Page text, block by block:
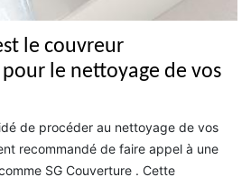
le couvreur
le nettoyage de vos
de procéder au nettoyage de vos
recommandé de faire appel à une
SG Couverture . Cette